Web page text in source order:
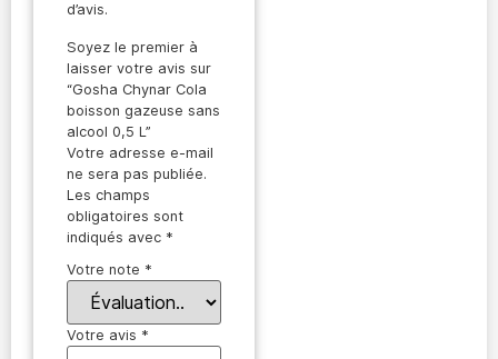
d’avis.
Soyez le premier à
laisser votre avis sur
“Gosha Chynar Cola
boisson gazeuse sans
alcool 0,5 L”
Votre adresse e-mail
ne sera pas publiée.
Les champs
obligatoires sont
indiqués avec *
Votre note *
Votre avis *